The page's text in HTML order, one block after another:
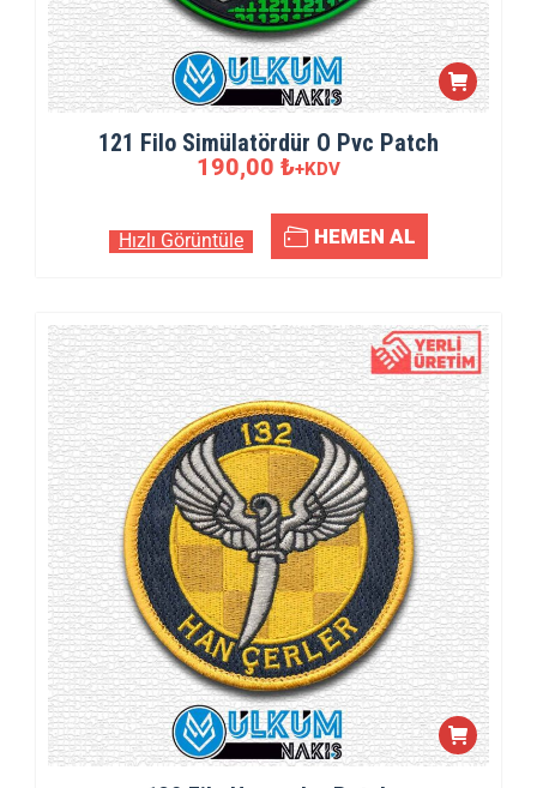
121 Filo Simülatördür O Pvc Patch
190,00 ₺+KDV
Hızlı Görüntüle HEMEN AL